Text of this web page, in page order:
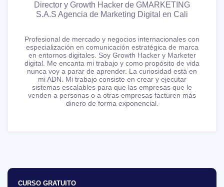
Director y Growth Hacker de GMARKETING
S.A.S Agencia de Marketing Digital en Cali
Profesional de mercado y negocios internacionales con
especialización en comunicación estratégica de marca
en entornos digitales. Soy Growth Hacker y Marketer
digital. Me encanta mi trabajo y como propósito de vida
nunca voy a parar de aprender. La curiosidad está en
mi ADN. Mi trabajo consiste en crear y ejecutar
sistemas escalables para que las empresas que le
venden a personas o a otras empresas facturen más
dinero de forma exponencial.
CURSO GRATUITO